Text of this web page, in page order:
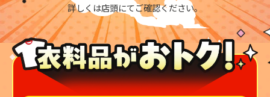
詳しくは店頭にてご確認ください。